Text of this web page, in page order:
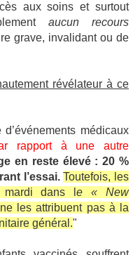
aux soins et surtout
aucun recours
grave, invalidant ou de
révélateur à ce
médicaux
rapport à une autre
en reste élevé : 20 %
l’essai. Toutefois, les
mardi dans le « New
les attribuent pas à la
général."